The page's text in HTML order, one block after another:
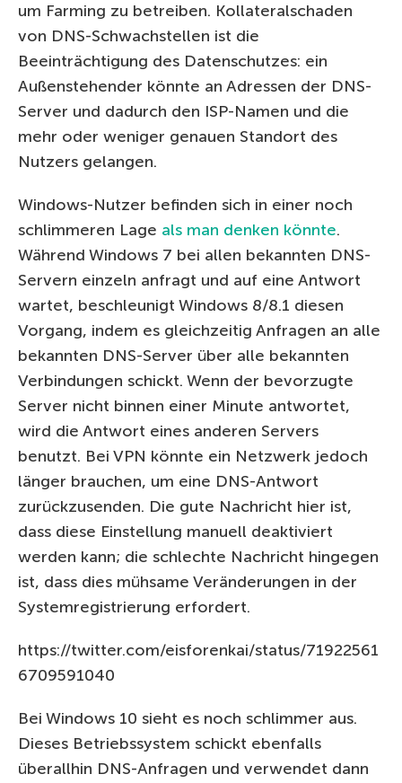
um Farming zu betreiben. Kollateralschaden
von DNS-Schwachstellen ist die
Beeinträchtigung des Datenschutzes: ein
Außenstehender könnte an Adressen der DNS-
Server und dadurch den ISP-Namen und die
mehr oder weniger genauen Standort des
Nutzers gelangen.
Windows-Nutzer befinden sich in einer noch
schlimmeren Lage als man denken könnte.
Während Windows 7 bei allen bekannten DNS-
Servern einzeln anfragt und auf eine Antwort
wartet, beschleunigt Windows 8/8.1 diesen
Vorgang, indem es gleichzeitig Anfragen an alle
bekannten DNS-Server über alle bekannten
Verbindungen schickt. Wenn der bevorzugte
Server nicht binnen einer Minute antwortet,
wird die Antwort eines anderen Servers
benutzt. Bei VPN könnte ein Netzwerk jedoch
länger brauchen, um eine DNS-Antwort
zurückzusenden. Die gute Nachricht hier ist,
dass diese Einstellung manuell deaktiviert
werden kann; die schlechte Nachricht hingegen
ist, dass dies mühsame Veränderungen in der
Systemregistrierung erfordert.
https://twitter.com/eisforenkai/status/71922561
6709591040
Bei Windows 10 sieht es noch schlimmer aus.
Dieses Betriebssystem schickt ebenfalls
überallhin DNS-Anfragen und verwendet dann